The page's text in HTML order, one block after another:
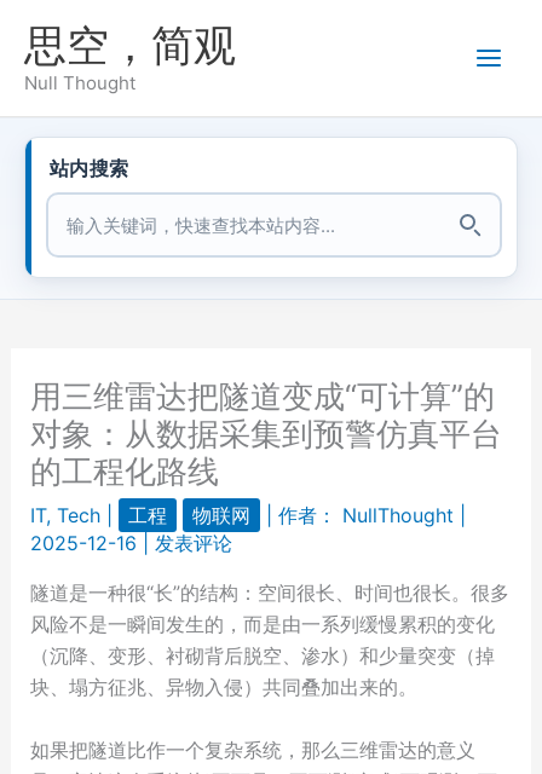
思空，简观
Null Thought
站内搜索
站内搜索
用三维雷达把隧道变成“可计算”的
对象：从数据采集到预警仿真平台
的工程化路线
IT, Tech| 工程 物联网 | 作者： NullThought
2025-12-16
发表评论
隧道是一种很“长”的结构：空间很长、时间也很长。很多
风险不是一瞬间发生的，而是由一系列缓慢累积的变化
（沉降、变形、衬砌背后脱空、渗水）和少量突变（掉
块、塌方征兆、异物入侵）共同叠加出来的。
如果把隧道比作一个复杂系统，那么三维雷达的意义